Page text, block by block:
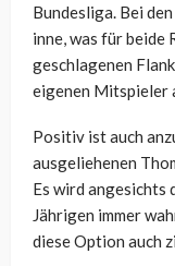
Bundesliga. Bei
inne, was für beide
geschlagenen
eigenen Mitspieler
Positiv ist auch
ausgeliehenen
Es wird angesichts
Jährigen immer
diese Option auch